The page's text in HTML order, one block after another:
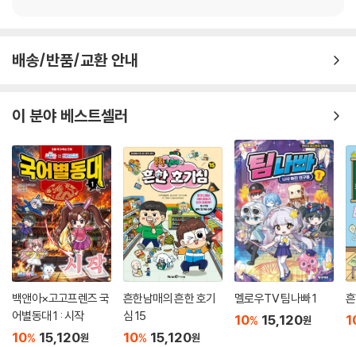
배송/반품/교환 안내
이 분야 베스트셀러
백앤아×고고프렌즈 국
어별동대 1 : 시작
10% 15,120원
흔한남매의 흔한 호기
심 15
10% 15,120원
멜로우TV 팀나빠 1
10% 15,120원